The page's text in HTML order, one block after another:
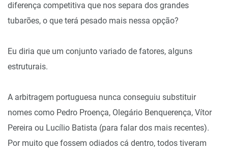
diferença competitiva que nos separa dos grandes
tubarões, o que terá pesado mais nessa opção?
Eu diria que um conjunto variado de fatores, alguns
estruturais.
A arbitragem portuguesa nunca conseguiu substituir
nomes como Pedro Proença, Olegário Benquerença, Vítor
Pereira ou Lucílio Batista (para falar dos mais recentes).
Por muito que fossem odiados cá dentro, todos tiveram